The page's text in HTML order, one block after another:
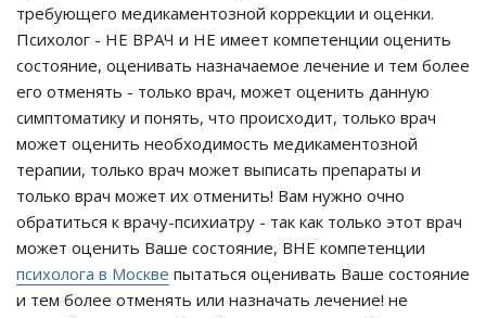
требующего медикаментозной коррекции и оценки.
Психолог - НЕ ВРАЧ и НЕ имеет компетенции оценить
состояние, оценивать назначаемое лечение и тем более
его отменять - только врач, может оценить данную
симптоматику и понять, что происходит, только врач
может оценить необходимость медикаментозной
терапии, только врач может выписать препараты и
только врач может их отменить! Вам нужно очно
обратиться к врачу-психиатру - так как только этот врач
может оценить Ваше состояние, ВНЕ компетенции
психолога в Москве пытаться оценивать Ваше состояние
и тем более отменять или назначать лечение! не